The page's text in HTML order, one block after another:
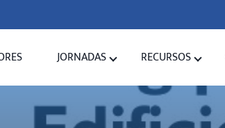
JORNADAS RECURSOS